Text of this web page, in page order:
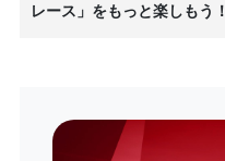
レース」をもっと楽しもう！